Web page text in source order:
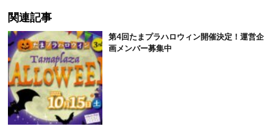
関連記事
第4回たまプラハロウィン開催決定！運営企
画メンバー募集中